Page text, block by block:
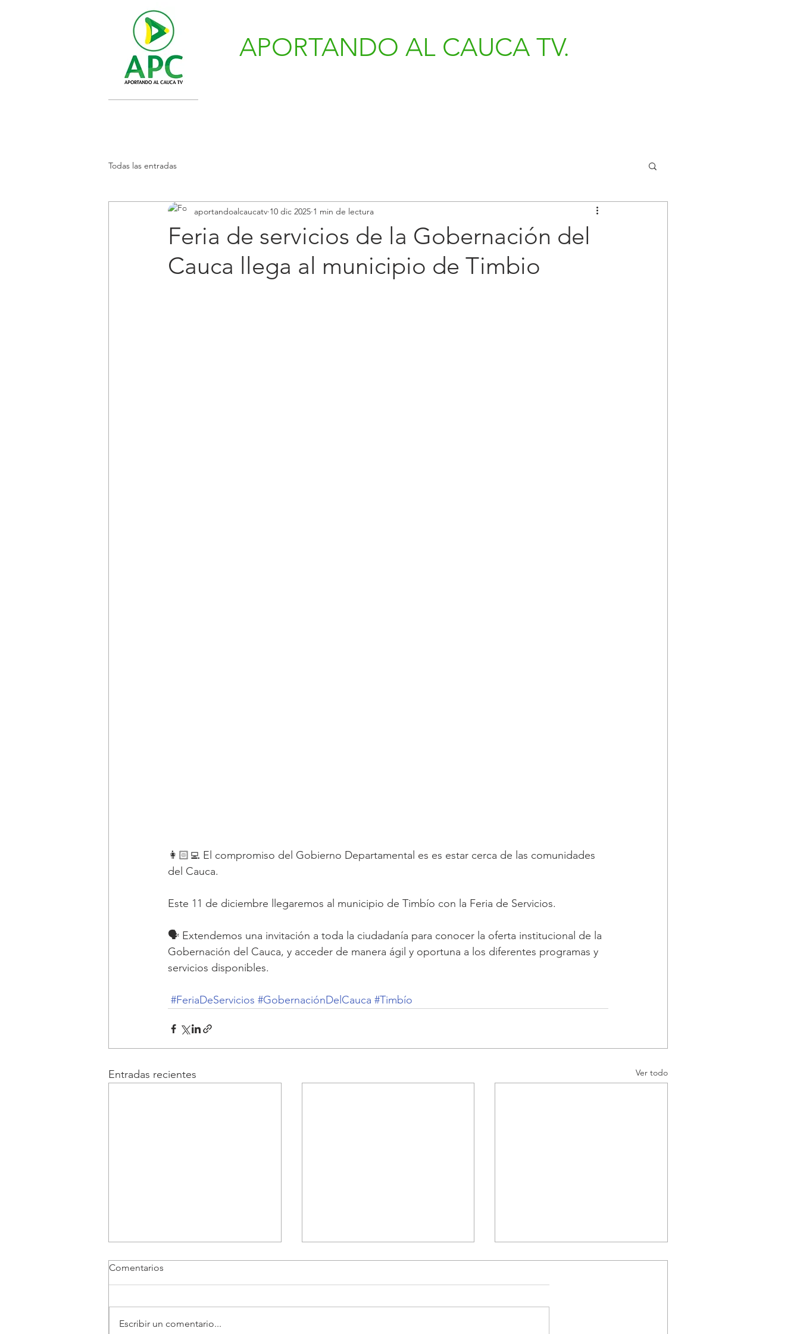
APORTANDO AL CAUCA TV.
Todas las entradas
Feria de servicios de la Gobernación del
Cauca llega al municipio de Timbio
aportandoalcaucatv 10 dic 2025 1 min de lectura
👩🏻‍💻 El compromiso del Gobierno Departamental es es estar cerca de las comunidades
del Cauca.
Este 11 de diciembre llegaremos al municipio de Timbío con la Feria de Servicios.
🗣️ Extendemos una invitación a toda la ciudadanía para conocer la oferta institucional de la
Gobernación del Cauca, y acceder de manera ágil y oportuna a los diferentes programas y
servicios disponibles.
#FeriaDeServicios #GobernaciónDelCauca #Timbío
Entradas recientes Ver todo
Comentarios
Escribir un comentario...